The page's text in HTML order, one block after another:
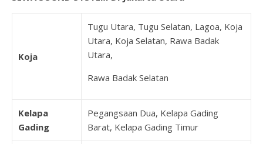
Koja
Tugu Utara, Tugu Selatan, Lagoa, Koja
Utara, Koja Selatan, Rawa Badak
Utara,
Rawa Badak Selatan
Kelapa
Gading
Pegangsaan Dua, Kelapa Gading
Barat, Kelapa Gading Timur